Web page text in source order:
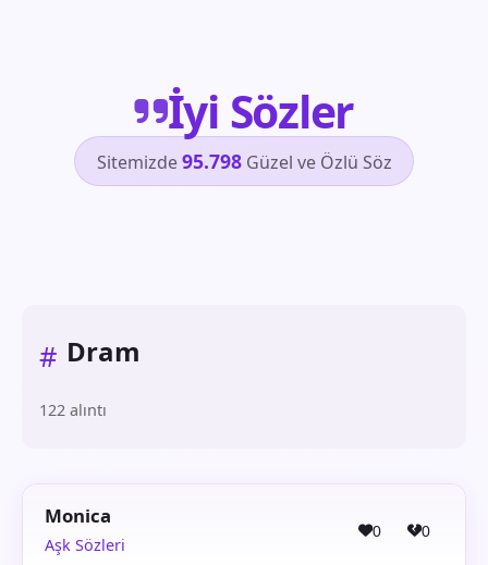
İyi Sözler
Sitemizde95.798Güzel ve Özlü Söz
# Dram
122 alıntı
Monica
Aşk Sözleri
0 0